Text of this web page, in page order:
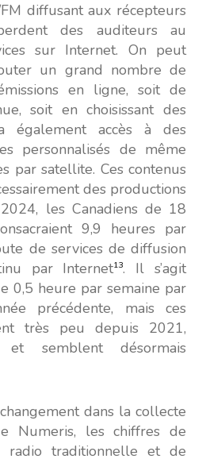
diffusant aux récepteurs
des auditeurs au
sur Internet. On peut
un grand nombre de
en ligne, soit de
soit en choisissant des
également accès à des
personnalisés de même
par satellite. Ces contenus
des productions
les Canadiens de 18
9,9 heures par
de services de diffusion
par Internet13. Il s’agit
0,5 heure par semaine par
précédente, mais ces
très peu depuis 2021,
et semblent désormais
dans la collecte
Numeris, les chiffres de
radio traditionnelle et de